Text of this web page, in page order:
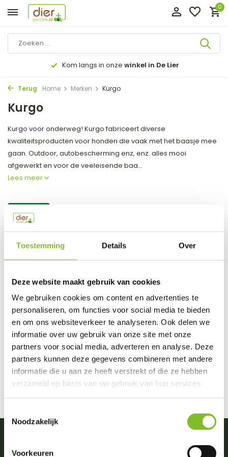
Toestemming Details Over
Deze website maakt gebruik van cookies
We gebruiken cookies om content en advertenties te
personaliseren, om functies voor social media te bieden
en om ons websiteverkeer te analyseren. Ook delen we
informatie over uw gebruik van onze site met onze
partners voor social media, adverteren en analyse. Deze
partners kunnen deze gegevens combineren met andere
informatie die u aan ze heeft verstrekt of die ze hebben
verzameld op basis van uw gebruik van hun services.
Noodzakelijk
Voorkeuren
0
Kom langs in onze winkel in De Lier
Terug Home Merken Kurgo
Kurgo
Kurgo voor onderweg! Kurgo fabriceert diverse
kwaliteitsproducten voor honden die vaak met het baasje mee
gaan. Outdoor, autobescherming enz, enz. alles mooi
afgewerkt en voor de veeleisende baa...
Lees meer
Filter
0 producten Toon:
Kurgo
Kurgo voor onderweg!
Kurgo fabriceert diverse kwaliteitsproducten voor honden die
vaak met het baasje mee gaan. Outdoor, autobescherming
enz, enz. alles mooi afgewerkt en voor de veeleisende baas!